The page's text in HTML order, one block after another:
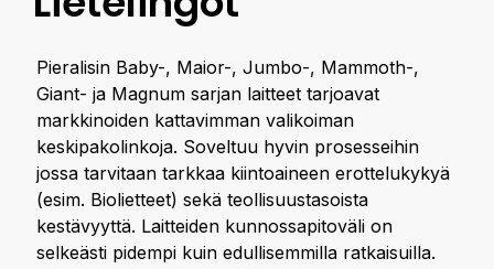
Pieralisin Baby-, Maior-, Jumbo-, Mammoth-,
Giant- ja Magnum sarjan laitteet tarjoavat
markkinoiden kattavimman valikoiman
keskipakolinkoja. Soveltuu hyvin prosesseihin
jossa tarvitaan tarkkaa kiintoaineen erottelukykyä
(esim. Biolietteet) sekä teollisuustasoista
kestävyyttä. Laitteiden kunnossapitoväli on
selkeästi pidempi kuin edullisemmilla ratkaisuilla.